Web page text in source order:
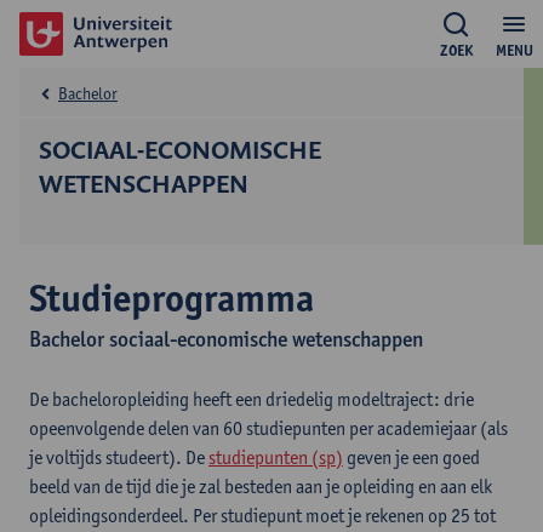
MENU
ZOEK
SOCIAAL-ECONOMISCHE
WETENSCHAPPEN
Bachelor
Studieprogramma
Bachelor sociaal-economische wetenschappen
De bacheloropleiding heeft een driedelig modeltraject: drie
opeenvolgende delen van 60 studiepunten per academiejaar (als
je voltijds studeert). De studiepunten (sp) geven je een goed
beeld van de tijd die je zal besteden aan je opleiding en aan elk
opleidingsonderdeel. Per studiepunt moet je rekenen op 25 tot